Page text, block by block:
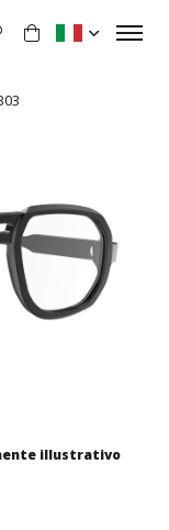
illustrativo